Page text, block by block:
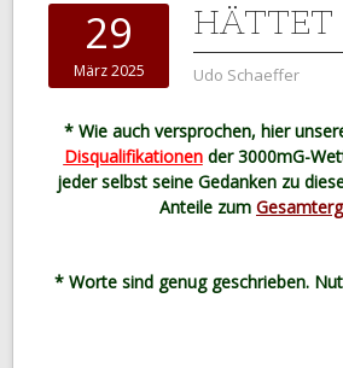
29
März 2025
HÄTTET
Udo Schaeffer
* Wie auch versprochen, hier
Disqualifikationender 3000mG-
jeder selbst seine Gedanken zu
Anteile zum
* Worte sind genug geschrieben.